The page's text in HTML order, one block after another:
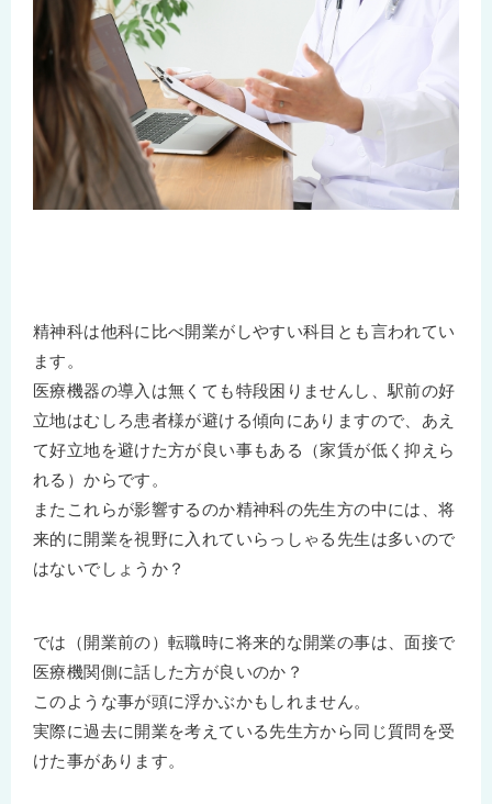
精神科は他科に比べ開業がしやすい科目とも言われてい
ます。
医療機器の導入は無くても特段困りませんし、駅前の好
立地はむしろ患者様が避ける傾向にありますので、あえ
て好立地を避けた方が良い事もある（家賃が低く抑えら
れる）からです。
またこれらが影響するのか精神科の先生方の中には、将
来的に開業を視野に入れていらっしゃる先生は多いので
はないでしょうか？
では（開業前の）転職時に将来的な開業の事は、面接で
医療機関側に話した方が良いのか？
このような事が頭に浮かぶかもしれません。
実際に過去に開業を考えている先生方から同じ質問を受
けた事があります。